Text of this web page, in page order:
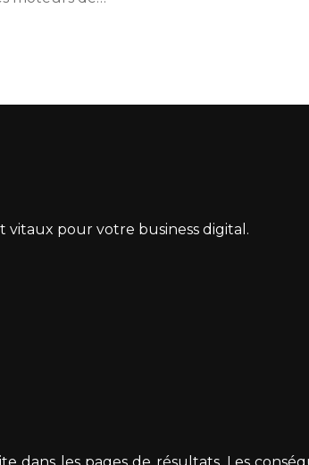
vitaux pour votre business digital.